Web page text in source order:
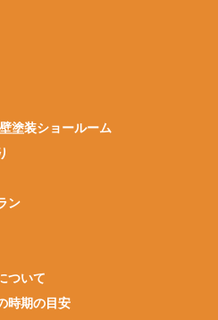
塗装ショールーム
ン
ついて
時期の目安